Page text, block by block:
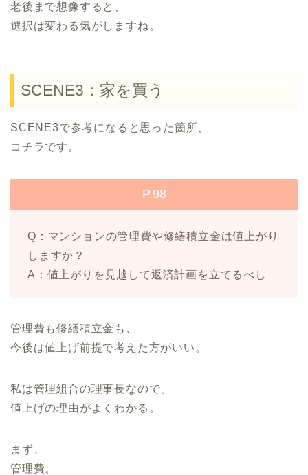
老後まで想像すると、
選択は変わる気がしますね。
SCENE3：家を買う
SCENE3で参考になると思った箇所、
コチラです。
P.98
Q：マンションの管理費や修繕積立金は値上がり
しますか？
A：値上がりを見越して返済計画を立てるべし
管理費も修繕積立金も、
今後は値上げ前提で考えた方がいい。
私は管理組合の理事長なので、
値上げの理由がよくわかる。
まず、
管理費。